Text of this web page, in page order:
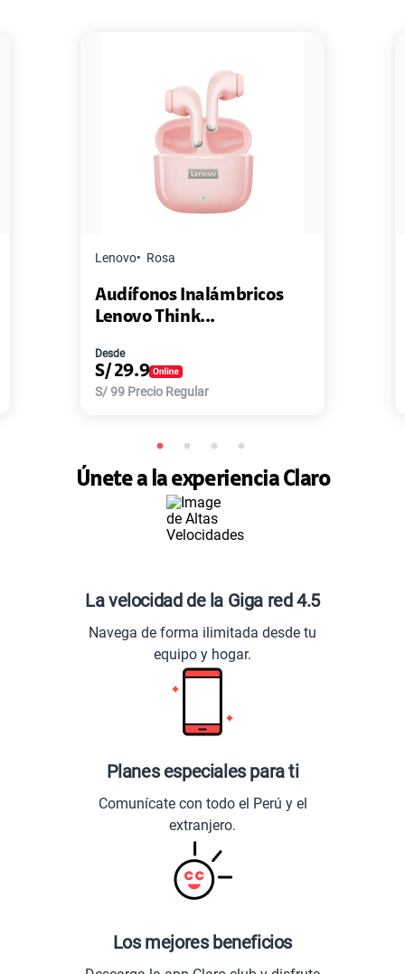
Lenovo Rosa
Audífonos Inalámbricos
Lenovo Think...
Desde
S/ 29.9
S/99 Precio Regular
Únete a la experiencia Claro
La velocidad de la Giga red 4.5
Navega de forma ilimitada desde tu
equipo y hogar.
Planes especiales para ti
Comunícate con todo el Perú y el
extranjero.
Los mejores beneficios